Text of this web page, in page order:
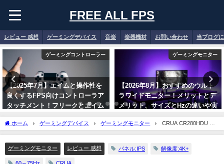
FREE ALL FPS
レビュー 感想 ゲーミングデバイス 音楽 楽器機材 お問い合わせ 当ブログ
ゲーミングコントローラー
【2025年7月】エイムと操作性を
良くするFPS向けコントローラア
タッチメント！フリークとエイム
リングのメリットについて！
【PS4/PS5】
ゲーミングモニター
【2026年8月】おすすめのウルト
ラワイドモニター！メリットとデ
メリット、サイズとHzの違いや実
際の使用感について！
ホーム ゲーミングデバイス ゲーミングモニター
CRUA CR280HDU 特
徴と良い点や人によっては気になる点について！
ゲーミングモニター レビュー 感想 パネル:IPS 解像度:4K+